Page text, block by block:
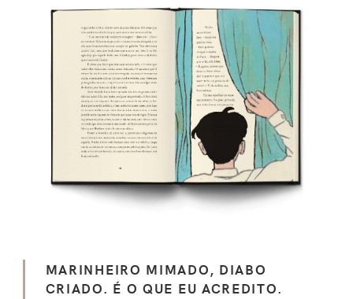
MARINHEIRO MIMADO, DIABO
CRIADO. É O QUE EU ACREDITO.